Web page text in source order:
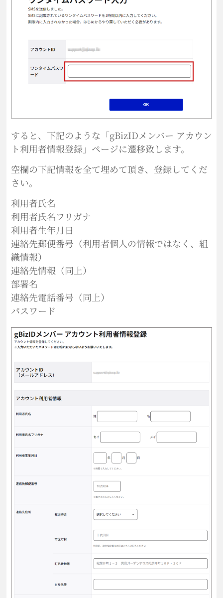
すると、下記のような「gBizIDメンバー アカウン
ト利用者情報登録」ページに遷移致します。
空欄の下記情報を全て埋めて頂き、登録してくだ
さい。
利用者氏名
利用者氏名フリガナ
利用者生年月日
連絡先郵便番号（利用者個人の情報ではなく、組
織情報）
連絡先情報（同上）
部署名
連絡先電話番号（同上）
パスワード